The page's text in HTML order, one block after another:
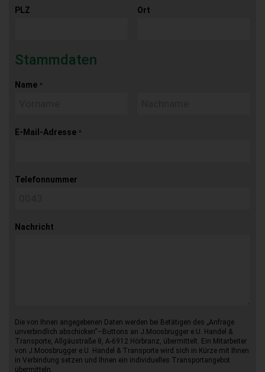
PLZ Ort
Stammdaten
Name *
E-Mail-Adresse *
Telefonnummer
Nachricht
Die von Ihnen angegebenen Daten werden bei Betätigen des „Anfrage
unverbindlich abschicken“–Buttons an J.Moosbrugger e.U. Handel &
Transporte, Allgäustraße 8, A-6912 Hörbranz, übermittelt. Ein Mitarbeiter
von J.Moosbrugger e.U. Handel & Transporte wird sich in Kürze mit Ihnen
in Verbindung setzen und Ihnen ein individuelles Transportangebot
übermitteln.